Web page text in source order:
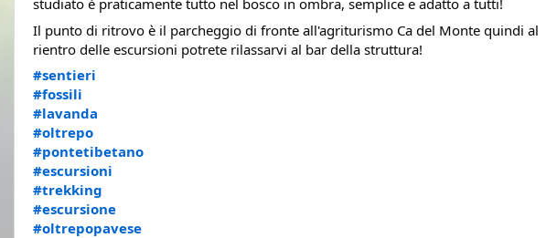
studiato è praticamente tutto nel bosco in ombra, semplice e adatto a tutti!
Il punto di ritrovo è il parcheggio di fronte all'agriturismo Ca del Monte quindi al
rientro delle escursioni potrete rilassarvi al bar della struttura!
#sentieri
#fossili
#lavanda
#oltrepo
#pontetibetano
#escursioni
#trekking
#escursione
#oltrepopavese